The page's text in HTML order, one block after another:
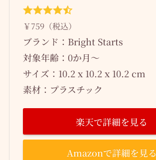
￥759（税込）
ブランド：Bright Starts
対象年齢：0か月～
サイズ：10.2 x 10.2 x 10.2 cm
素材：プラスチック
楽天で詳細を見る
Amazonで詳細を見る